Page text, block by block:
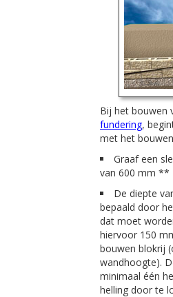
Bij het bouwen
fundering,
met het
Graaf een
van 600 mm **
De diepte
bepaald door
dat moet
hiervoor 150
bouwen blokrij
wandhoogte).
minimaal één
helling door te